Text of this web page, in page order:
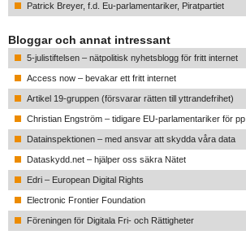
Patrick Breyer, f.d. Eu-parlamentariker, Piratpartiet
Bloggar och annat intressant
5-julistiftelsen – nätpolitisk nyhetsblogg för fritt internet
Access now – bevakar ett fritt internet
Artikel 19-gruppen (försvarar rätten till yttrandefrihet)
Christian Engström – tidigare EU-parlamentariker för pp
Datainspektionen – med ansvar att skydda våra data
Dataskydd.net – hjälper oss säkra Nätet
Edri – European Digital Rights
Electronic Frontier Foundation
Föreningen för Digitala Fri- och Rättigheter